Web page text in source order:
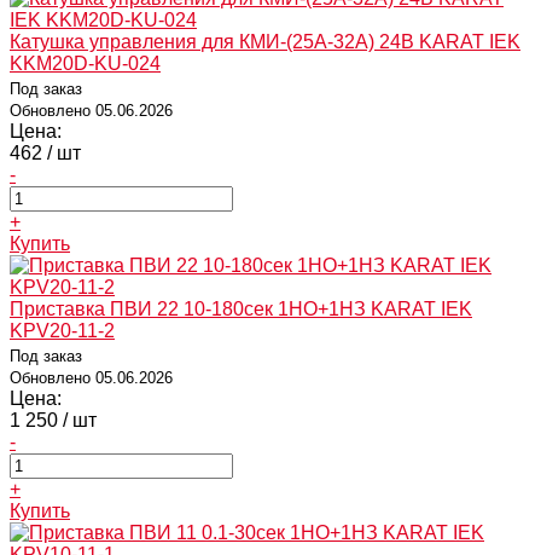
Катушка управления для КМИ-(25А-32А) 24В KARAT IEK
KKM20D-KU-024
Под заказ
Обновлено 05.06.2026
Цена:
462 / шт
-
+
Купить
Приставка ПВИ 22 10-180сек 1НО+1НЗ KARAT IEK
KPV20-11-2
Под заказ
Обновлено 05.06.2026
Цена:
1 250 / шт
-
+
Купить